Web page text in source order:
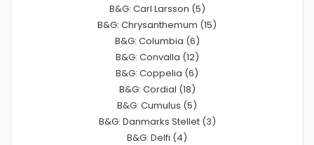
B&G: Carl Larsson (5)
B&G: Chrysanthemum (15)
B&G: Columbia (6)
B&G: Convalla (12)
B&G: Coppelia (6)
B&G: Cordial (18)
B&G: Cumulus (5)
B&G: Danmarks Stellet (3)
B&G: Delfi (4)